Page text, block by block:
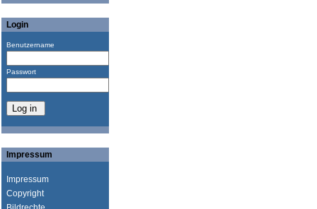
Login
Benutzername
Passwort
Impressum
Impressum
Copyright